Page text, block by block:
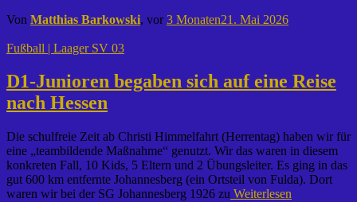
Von Matthias Barkowski, vor3 Monaten21. Mai 2026
Fußball | Laager SV 03
D1-Junioren begaben sich auf eine Reise
nach Hessen
Die schulfreie Zeit ab Christi Himmelfahrt (Herrentag) haben wir für
eine „teambildende Maßnahme“ genutzt. Wir das waren in diesem
konkreten Fall, 10 Kids, 5 Eltern und 2 Übungsleiter. Es ging in das
gut 600 km entfernte Johannesberg (ein Ortsteil von Fulda). Dort
waren wir bei der SG Johannesberg 1926 zu Weiterlesen